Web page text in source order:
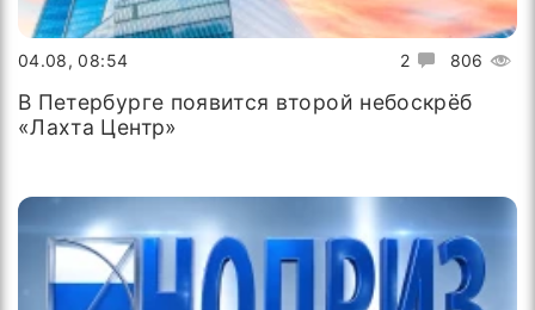
2 806
04.08, 08:54
В Петербурге появится второй небоскрёб
«Лахта Центр»